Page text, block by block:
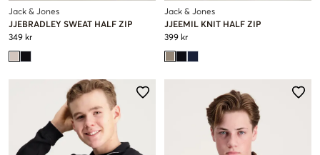
Jack & Jones
JJEBRADLEY SWEAT HALF ZIP
349 kr
Jack & Jones
JJEEMIL KNIT HALF ZIP
399 kr